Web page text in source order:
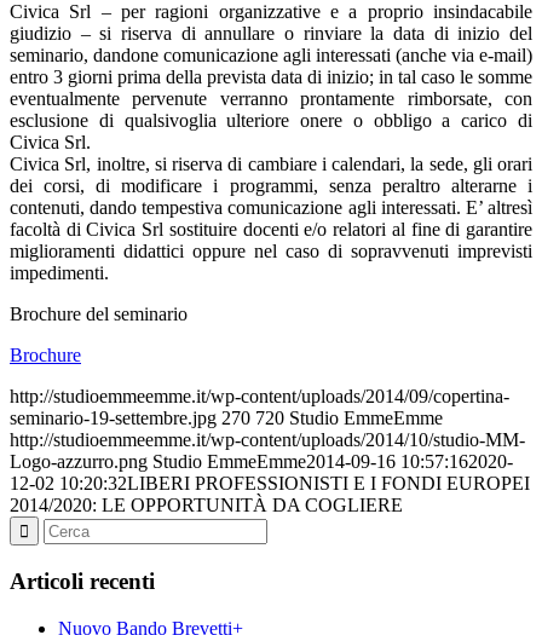
Civica Srl – per ragioni organizzative e a proprio insindacabile
giudizio – si riserva di annullare o rinviare la data di inizio del
seminario, dandone comunicazione agli interessati (anche via e-mail)
entro 3 giorni prima della prevista data di inizio; in tal caso le somme
eventualmente pervenute verranno prontamente rimborsate, con
esclusione di qualsivoglia ulteriore onere o obbligo a carico di
Civica Srl.
Civica Srl, inoltre, si riserva di cambiare i calendari, la sede, gli orari
dei corsi, di modificare i programmi, senza peraltro alterarne i
contenuti, dando tempestiva comunicazione agli interessati. E’ altresì
facoltà di Civica Srl sostituire docenti e/o relatori al fine di garantire
miglioramenti didattici oppure nel caso di sopravvenuti imprevisti
impedimenti.
Brochure del seminario
Brochure
http://studioemmeemme.it/wp-content/uploads/2014/09/copertina-
seminario-19-settembre.jpg 270 720 Studio EmmeEmme
http://studioemmeemme.it/wp-content/uploads/2014/10/studio-MM-
Logo-azzurro.png Studio EmmeEmme2014-09-16 10:57:162020-
12-02 10:20:32LIBERI PROFESSIONISTI E I FONDI EUROPEI
2014/2020: LE OPPORTUNITÀ DA COGLIERE
Articoli recenti
Nuovo Bando Brevetti+